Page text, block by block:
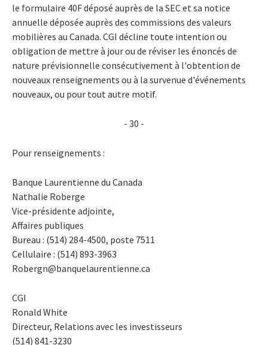
le formulaire 40F déposé auprès de la SEC et sa notice
annuelle déposée auprès des commissions des valeurs
mobilières au Canada. CGI décline toute intention ou
obligation de mettre à jour ou de réviser les énoncés de
nature prévisionnelle consécutivement à l'obtention de
nouveaux renseignements ou à la survenue d'événements
nouveaux, ou pour tout autre motif.
- 30 -
Pour renseignements :
Banque Laurentienne du Canada
Nathalie Roberge
Vice-présidente adjointe,
Affaires publiques
Bureau : (514) 284-4500, poste 7511
Cellulaire : (514) 893-3963
Robergn@banquelaurentienne.ca
CGI
Ronald White
Directeur, Relations avec les investisseurs
(514) 841-3230